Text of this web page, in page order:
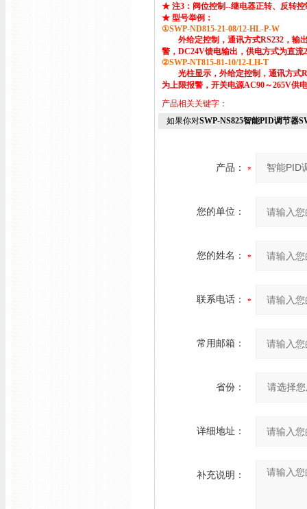
★ 注3：阀位控制--继电器正转、反转控
★ 型号举例：
①SWP-ND815-21-08/12-HL-P-W
外给定控制，通讯方式RS232，输出
警，DC24V馈电输出，供电方式为直流
②SWP-NT815-81-10/12-LH-T
光柱显示，外给定控制，通讯方式
为上限报警，开关电源AC90～265V供
产品相关关键字：
如果你对SWP-NS825智能PID调节器
产品：
您的单位：
您的姓名：
联系电话：
常用邮箱：
省份：
详细地址：
补充说明：